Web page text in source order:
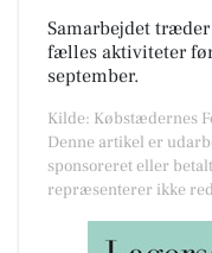
Samarbejdet
fælles aktiviteter
september.
Kilde: Købstædernes
Denne artikel er
sponsoreret eller
repræsenterer ikke